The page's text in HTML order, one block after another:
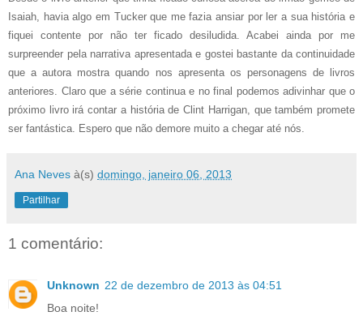
Isaiah, havia algo em Tucker que me fazia ansiar por ler a sua história e
fiquei contente por não ter ficado desiludida. Acabei ainda por me
surpreender pela narrativa apresentada e gostei bastante da continuidade
que a autora mostra quando nos apresenta os personagens de livros
anteriores. Claro que a série continua e no final podemos adivinhar que o
próximo livro irá contar a história de Clint Harrigan, que também promete
ser fantástica. Espero que não demore muito a chegar até nós.
Ana Neves à(s) domingo, janeiro 06, 2013
Partilhar
1 comentário:
Unknown 22 de dezembro de 2013 às 04:51
Boa noite!